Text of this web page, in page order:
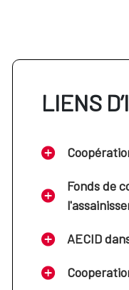
LIENS
Fonds de
AECID